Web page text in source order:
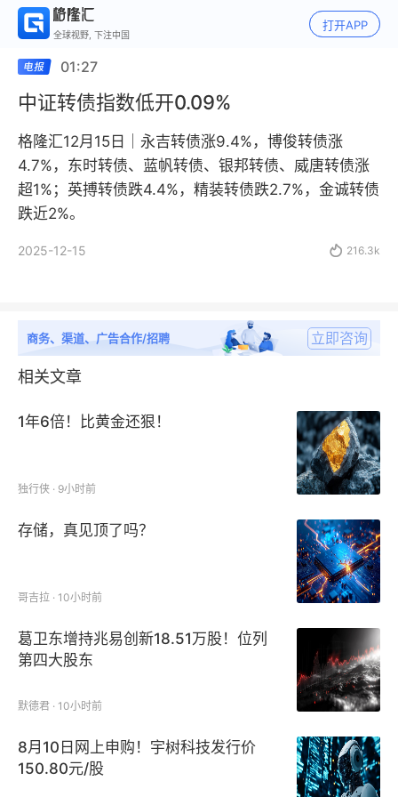
全球视野, 下注中国
打开APP
01:27
中证转债指数低开0.09%
格隆汇12月15日｜永吉转债涨9.4%，博俊转债涨
4.7%，东时转债、蓝帆转债、银邦转债、威唐转债涨
超1%；英搏转债跌4.4%，精装转债跌2.7%，金诚转债
跌近2%。
2025-12-15  216.3k
商务、渠道、广告合作/招聘 立即咨询
相关文章
1年6倍！比黄金还狠！
独行侠 · 9小时前
存储，真见顶了吗？
哥吉拉 · 10小时前
葛卫东增持兆易创新18.51万股！位列
第四大股东
默德君 · 10小时前
8月10日网上申购！宇树科技发行价
150.80元/股